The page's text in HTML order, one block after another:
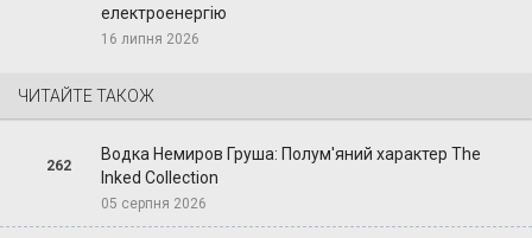
електроенергію
16 липня 2026
ЧИТАЙТЕ ТАКОЖ
262
Водка Немиров Груша: Полум'яний характер The
Inked Collection
05 серпня 2026